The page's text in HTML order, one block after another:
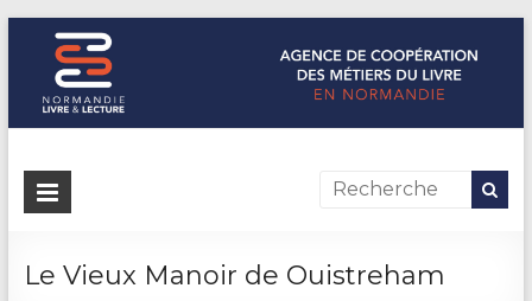
Normandie Livre & Lecture
L'agence de coopération des métiers du livre en Normandie
Le Vieux Manoir de Ouistreham